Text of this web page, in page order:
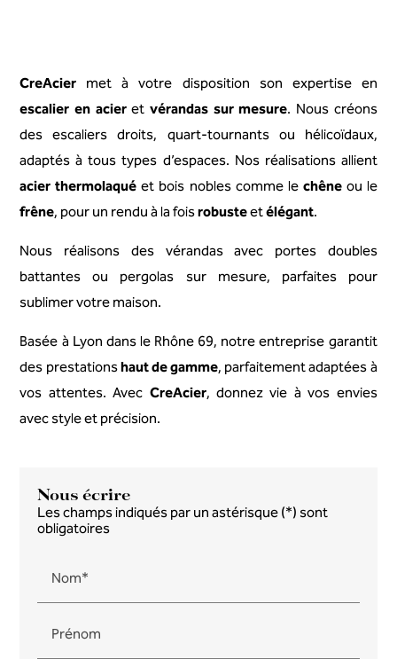
CreAcier met à votre disposition son expertise en
escalier en acieret vérandas sur mesure. Nous créons
des escaliers droits, quart-tournants ou hélicoïdaux,
adaptés à tous types d’espaces. Nos réalisations allient
acier thermolaqué et bois nobles comme le chêneou le
frêne, pour un rendu à la foisrobusteetélégant.
Nous réalisons des vérandas avec portes doubles
battantes ou pergolas sur mesure, parfaites pour
sublimer votre maison.
Basée à Lyon dans le Rhône 69, notre entreprise garantit
des prestationshaut de gamme, parfaitement adaptées à
vos attentes. Avec CreAcier, donnez vie à vos envies
avec style et précision.
Nous écrire
Les champs indiqués par un astérisque (*) sont
obligatoires
Nom*
Prénom